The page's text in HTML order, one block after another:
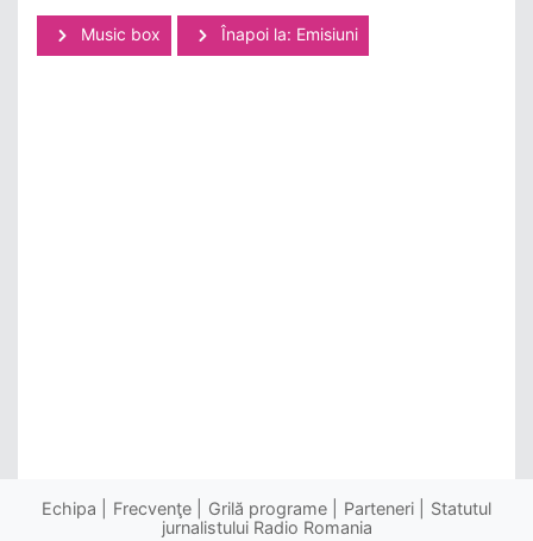
Music box Înapoi la: Emisiuni
Echipa Frecvenţe Grilă programe Parteneri
Statutul
jurnalistului Radio Romania